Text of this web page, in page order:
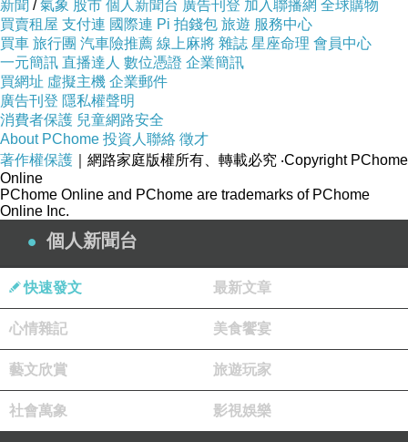
瘦身食譜湯
迷人玫瑰香氛性感又甜美，散發
出的香氣讓人放鬆，讓您充滿愉
悅的心情，彷彿讓疲憊與煩惱也
跟著隨之消散...
產地：台灣????
本產品已投保華南1000萬產品
責任險
新聞 /氣象 股市 個人新聞台 廣告刊登 加入聯播網 全球購物
買賣租屋 支付連 國際連 Pi 拍錢包 旅遊 服務中心
買車 旅行團 汽車險推薦 線上麻將 雜誌 星座命理 會員中心
一元簡訊 直播達人 數位憑證 企業簡訊
買網址 虛擬主機 企業郵件
廣告刊登 隱私權聲明
消費者保護 兒童網路安全
About PChome 投資人聯絡 徵才
著作權保護 ｜網路家庭版權所有、轉載必究 ‧Copyright PChome
Online
PChome Online and PChome are trademarks of PChome
Online Inc.
個人新聞台
快速發文 最新文章
心情雜記 美食饗宴
藝文欣賞 旅遊玩家
社會萬象 影視娛樂